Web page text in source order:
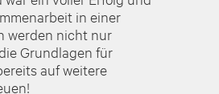
in einer
werden nicht nur
Grundlagen für
auf weitere